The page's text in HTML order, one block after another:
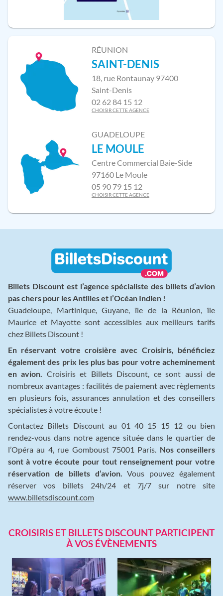
RÉUNION
SAINT-DENIS
18, rue Rontaunay 97400
Saint-Denis
02 62 84 15 12
CHOISIR CETTE AGENCE
GUADELOUPE
LE MOULE
Centre Commercial Baie-Side
97160 Le Moule
05 90 79 15 12
CHOISIR CETTE AGENCE
Billets Discount est l’agence spécialiste des billets d’avion
pas chers pour les Antilles et l’Océan Indien !
Guadeloupe, Martinique, Guyane, île de la Réunion, île
Maurice et Mayotte sont accessibles aux meilleurs tarifs
chez Billets Discount !
En réservant votre croisière avec Croisiris, bénéficiez
également des prix les plus bas pour votre acheminement
en avion.
Croisiris et Billets Discount, ce sont aussi de
nombreux avantages : facilités de paiement avec règlements
en plusieurs fois, assurances annulation et des conseillers
spécialistes à votre écoute !
Contactez Billets Discount au 01 40 15 15 12 ou bien
rendez-vous dans notre agence située dans le quartier de
l’Opéra au 4, rue Gomboust 75001 Paris. Nos conseillers
sont à votre écoute pour tout renseignement pour votre
réservation de billets d’avion.
Vous pouvez également
réserver vos billets 24h/24 et 7j/7 sur notre site
www.billetsdiscount.com
CROISIRIS ET BILLETS DISCOUNT PARTICIPENT
À VOS ÉVÈNEMENTS